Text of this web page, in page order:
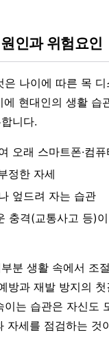
인과 위험요인
나이에 따른 목 디
현대인의 생활 습
니다.
오래 스마트폰·컴
정한 자세
엎드려 자는 습관
충격(교통사고 등)
분 생활 속에서 조
방과 재발 방지의
이는 습관은 자신도
자세를 점검하는 것